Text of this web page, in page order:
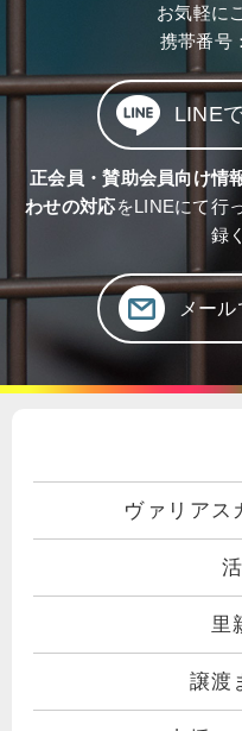
お気軽に
携帯番号
LINE
正会員・賛助会員向け情
わせの対応をLINEにて行
録
メー
ヴァリアス
里
譲渡